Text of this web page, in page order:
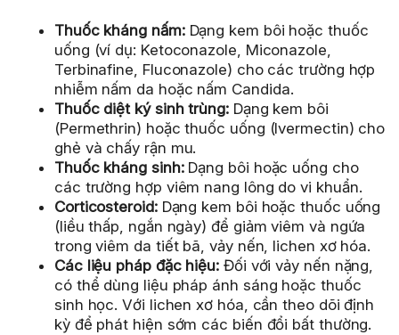
Thuốc kháng nấm:Dạng kem bôi hoặc thuốc
uống (ví dụ: Ketoconazole, Miconazole,
Terbinafine, Fluconazole) cho các trường hợp
nhiễm nấm da hoặc nấm Candida.
Thuốc diệt ký sinh trùng:Dạng kem bôi
(Permethrin) hoặc thuốc uống (Ivermectin) cho
ghẻ và chấy rận mu.
Thuốc kháng sinh:Dạng bôi hoặc uống cho
các trường hợp viêm nang lông do vi khuẩn.
Corticosteroid:Dạng kem bôi hoặc thuốc uống
(liều thấp, ngắn ngày) để giảm viêm và ngứa
trong viêm da tiết bã, vảy nến, lichen xơ hóa.
Các liệu pháp đặc hiệu: Đối với vảy nến nặng,
có thể dùng liệu pháp ánh sáng hoặc thuốc
sinh học. Với lichen xơ hóa, cần theo dõi định
kỳ để phát hiện sớm các biến đổi bất thường.